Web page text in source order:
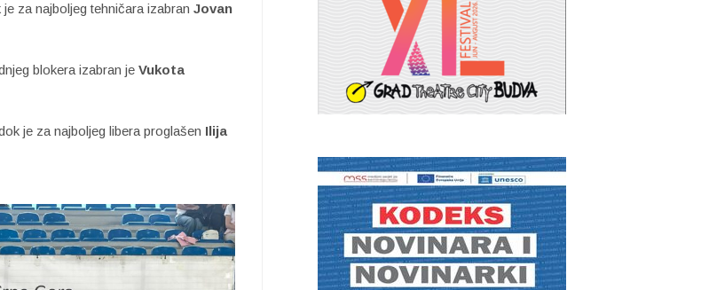
za najboljeg tehničara izabran Jovan
blokera izabran je Vukota
je za najboljeg libera proglašen Ilija